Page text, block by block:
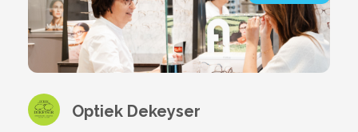
Optiek Dekeyser